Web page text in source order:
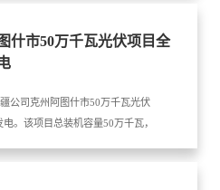
什市50万千瓦光伏项目全
公司克州阿图什市50万千瓦光伏
。该项目总装机容量50万千瓦，